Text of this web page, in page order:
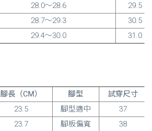
28.0～28.6
29.5
28.7～29.3
30.5
29.4～30.0 31.0
腳長（CM） 腳型
試穿尺寸
23.5 腳型適中
37
23.7 腳板偏寬
38